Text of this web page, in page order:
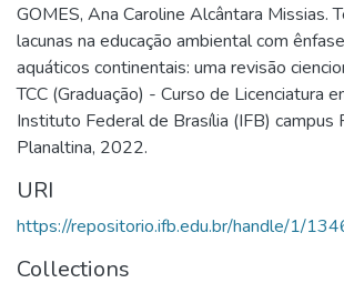
GOMES, Ana Caroline Alcântara Missias.
lacunas na educação ambiental com
aquáticos continentais: uma revisão
TCC (Graduação) - Curso de Licenciatura
Instituto Federal de Brasília (IFB) campus
Planaltina, 2022.
URI
https://repositorio.ifb.edu.br/handle/1/
Collections